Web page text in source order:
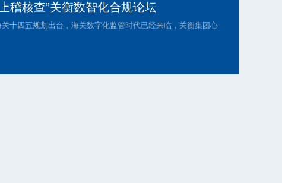
稽核查”关衡数智化合规论坛
十四五规划出台，海关数字化监管时代已经来临，关衡集团心